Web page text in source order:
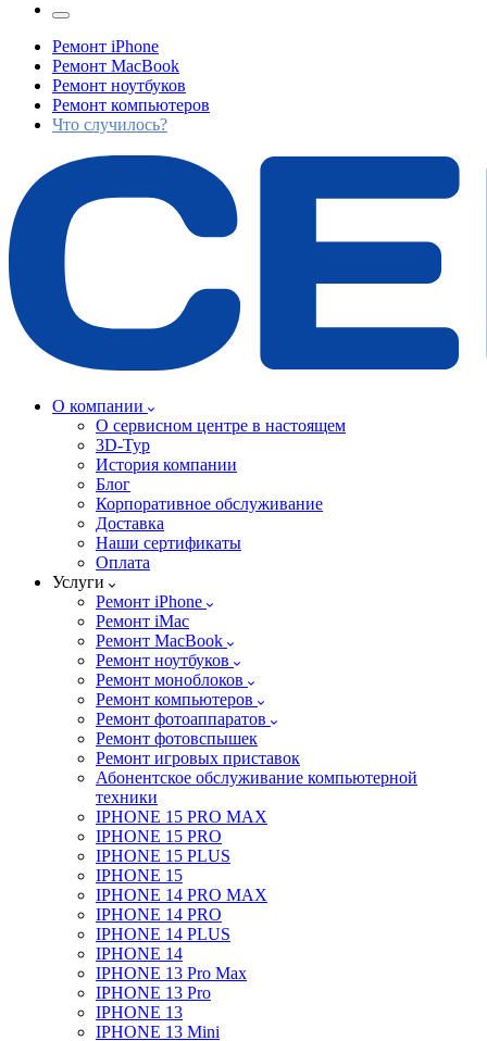
Ремонт iPhone
Ремонт MacBook
Ремонт ноутбуков
Ремонт компьютеров
Что случилось?
О компании
О сервисном центре в настоящем
3D-Тур
История компании
Блог
Корпоративное обслуживание
Доставка
Наши сертификаты
Оплата
Услуги
Ремонт iPhone
Ремонт iMac
Ремонт MacBook
Ремонт ноутбуков
Ремонт моноблоков
Ремонт компьютеров
Ремонт фотоаппаратов
Ремонт фотовспышек
Ремонт игровых приставок
Абонентское обслуживание компьютерной
техники
IPHONE 15 PRO MAX
IPHONE 15 PRO
IPHONE 15 PLUS
IPHONE 15
IPHONE 14 PRO MAX
IPHONE 14 PRO
IPHONE 14 PLUS
IPHONE 14
IPHONE 13 Pro Max
IPHONE 13 Pro
IPHONE 13
IPHONE 13 Mini